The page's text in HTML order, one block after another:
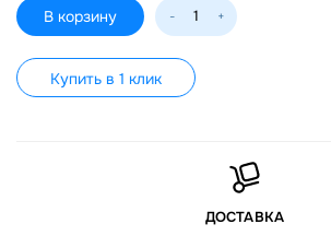
В корзину - +
Купить в 1 клик
ДОСТАВКА